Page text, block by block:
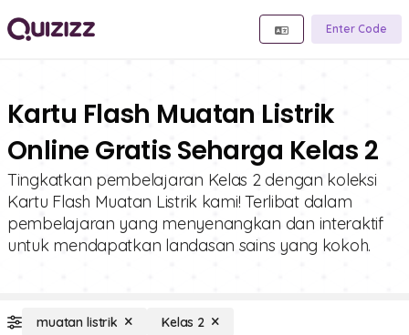
Enter Code
Kartu Flash Muatan Listrik
Online Gratis Seharga Kelas 2
Tingkatkan pembelajaran Kelas 2 dengan koleksi
Kartu Flash Muatan Listrik kami! Terlibat dalam
pembelajaran yang menyenangkan dan interaktif
untuk mendapatkan landasan sains yang kokoh.
muatan listrik Kelas 2